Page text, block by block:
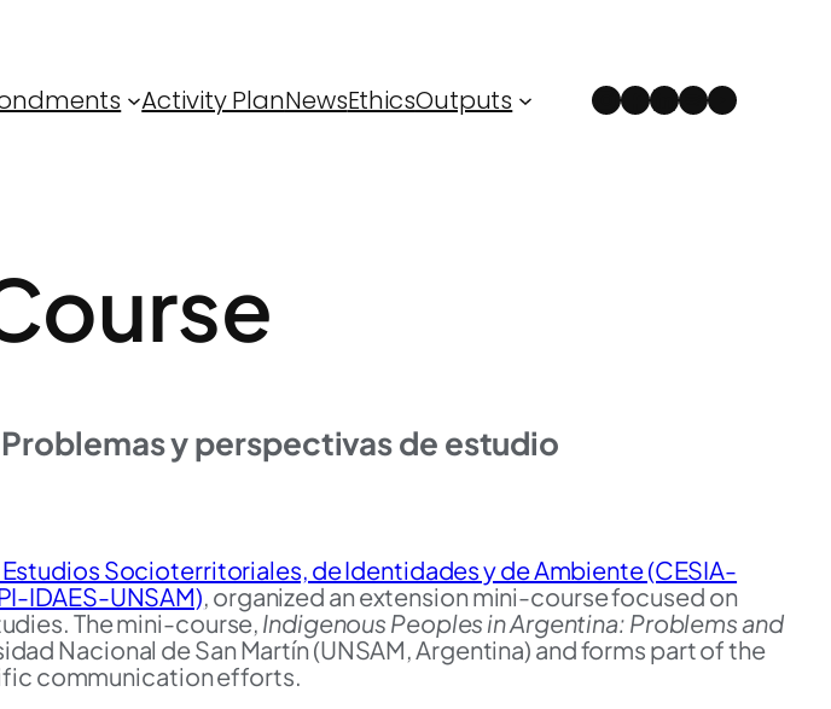
Activity PlanNewsEthicsOutputs Instagram
Facebook
LinkedIn
Spotify
YouTube
y perspectivas de estudio
Socioterritoriales, de Identidades y de Ambiente (CESIA-
IDAES-UNSAM), organized an extension mini-course focused on
The mini-course, Indigenous Peoples in Argentina: Problems and
Nacional de San Martín (UNSAM, Argentina) and forms part of the
communication efforts.